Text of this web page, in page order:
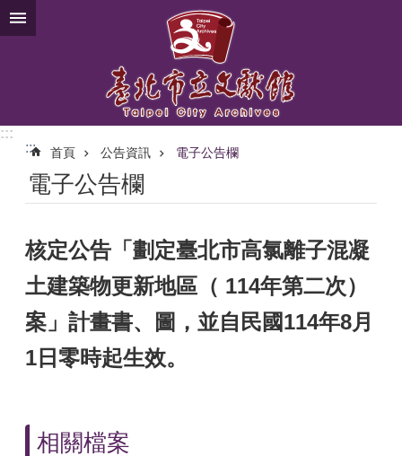
跳到主要內容區塊
:::
:::
首頁 公告資訊 電子公告欄
電子公告欄
核定公告「劃定臺北市高氯離子混凝
土建築物更新地區（ 114年第二次）
案」計畫書、圖，並自民國114年8月
1日零時起生效。
相關檔案